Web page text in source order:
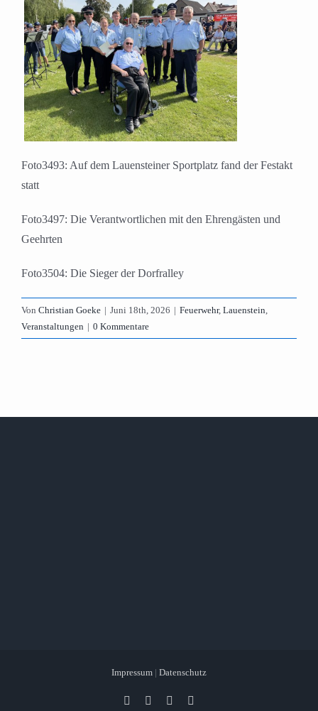
Foto3493: Auf dem Lauensteiner Sportplatz fand der Festakt
statt
Foto3497: Die Verantwortlichen mit den Ehrengästen und
Geehrten
Foto3504: Die Sieger der Dorfralley
Von Christian Goeke | Juni 18th, 2026 | Feuerwehr, Lauenstein,
Veranstaltungen | 0 Kommentare
Impressum | Datenschutz
Facebook Instagram